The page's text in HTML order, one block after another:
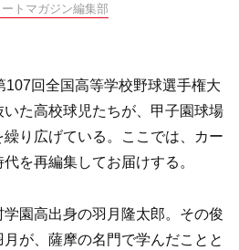
トマガジン編集部
回全国高等学校野球選手権大
た高校球児たちが、甲子園球場
り広げている。ここでは、カー
を再編集してお届けする。
園高出身の羽月隆太郎。その俊
が、薩摩の名門で学んだことと